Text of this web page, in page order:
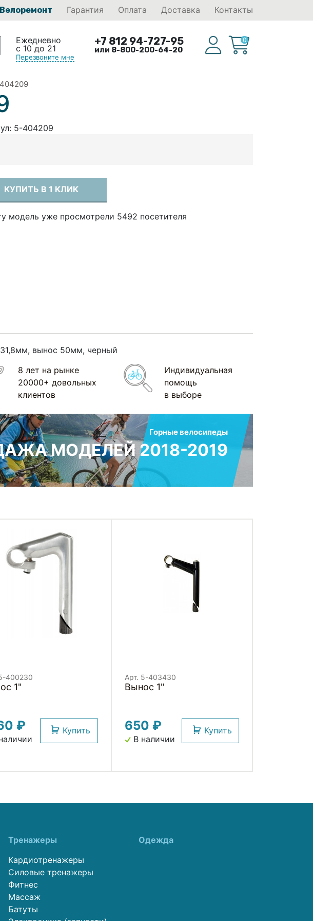
Велоремонт Гарантия Оплата Доставка Контакты
Ежедневно
с 10 до 21
Перезвоните мне
+7 812 94-727-95
или 8-800-200-64-20
0
5-404209
КУПИТЬ В 1 КЛИК
модель уже просмотрели 5492 посетителя
вынос 50мм, черный
8 лет на рынке
20000+ довольных
клиентов
Индивидуальная
помощь
в выборе
Горные велосипеды
МОДЕЛЕЙ 2018-2019
400230
1"
₽ Купить
Арт. 5-403430
Вынос 1"
650 ₽
В наличии
Купить
Тренажеры
Кардиотренажеры
Силовые тренажеры
Фитнес
Массаж
Батуты
Одежда